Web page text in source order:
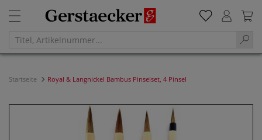
Startseite Royal & Langnickel Bambus Pinselset, 4 Pinsel